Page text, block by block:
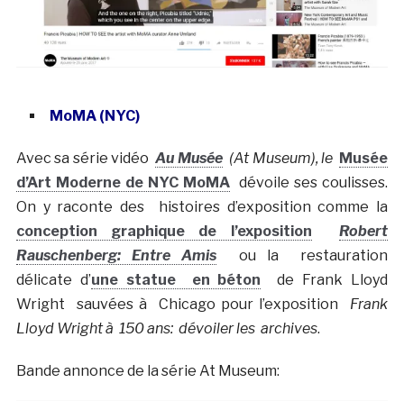
MoMA (NYC)
Avec sa série vidéoAu Musée (At Museum), le Musée
d’Art Moderne de NYC MoMA dévoile ses coulisses.
On y raconte des histoires d’exposition comme la
conception graphique de l’exposition
Robert
Rauschenberg: Entre Amis ou la restauration
délicate d’une statue en béton de Frank Lloyd
Wright sauvées à Chicago pour l’exposition Frank
Lloyd Wright à 150 ans: dévoiler les archives.
Bande annonce de la série At Museum: